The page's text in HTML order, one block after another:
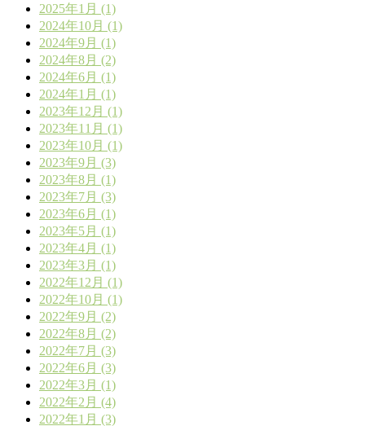
2025年1月 (1)
2024年10月 (1)
2024年9月 (1)
2024年8月 (2)
2024年6月 (1)
2024年1月 (1)
2023年12月 (1)
2023年11月 (1)
2023年10月 (1)
2023年9月 (3)
2023年8月 (1)
2023年7月 (3)
2023年6月 (1)
2023年5月 (1)
2023年4月 (1)
2023年3月 (1)
2022年12月 (1)
2022年10月 (1)
2022年9月 (2)
2022年8月 (2)
2022年7月 (3)
2022年6月 (3)
2022年3月 (1)
2022年2月 (4)
2022年1月 (3)